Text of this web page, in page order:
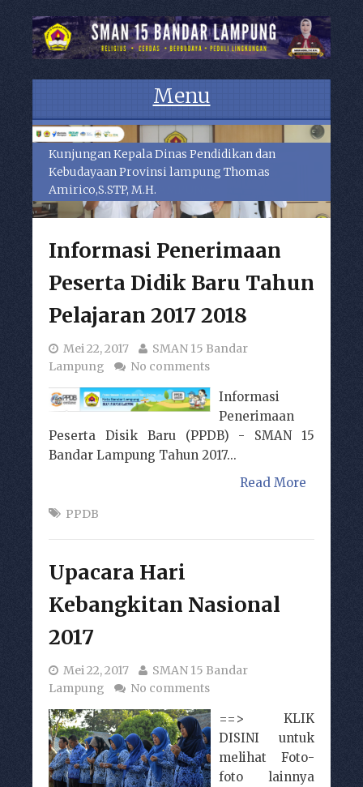
Menu
Skip to content
Kunjungan Kepala Dinas Pendidikan dan
Kebudayaan Provinsi lampung Thomas
Amirico,S.STP, M.H.
Informasi Penerimaan
Peserta Didik Baru Tahun
Pelajaran 2017 2018
Mei 22, 2017
SMAN 15 Bandar
Lampung
No comments
Informasi
Penerimaan
Peserta Disik Baru (PPDB) - SMAN 15
Bandar Lampung Tahun 2017...
Read More
PPDB
Upacara Hari
Kebangkitan Nasional
2017
Mei 22, 2017
SMAN 15 Bandar
Lampung
No comments
==> KLIK
DISINI untuk
melihat Foto-
foto lainnya